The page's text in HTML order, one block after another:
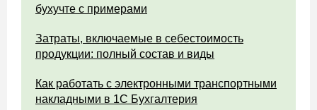
бухучте с примерами
Затраты, включаемые в себестоимость
продукции: полный состав и виды
Как работать с электронными транспортными
накладными в 1С Бухгалтерия